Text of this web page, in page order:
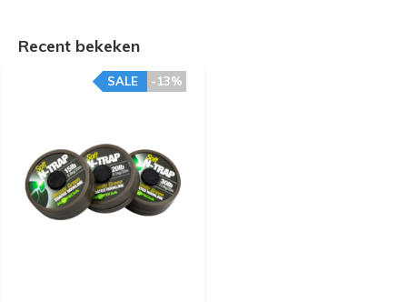
Recent bekeken
-13%
SALE